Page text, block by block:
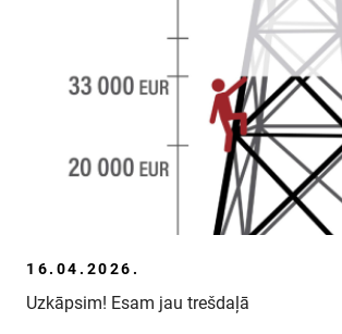
16.04.2026.
Uzkāpsim! Esam jau trešdaļā